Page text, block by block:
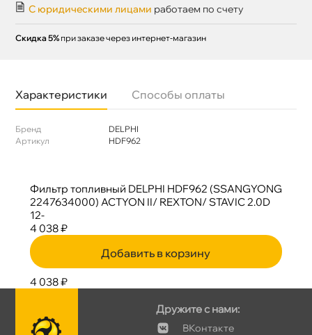
С юридическими лицами работаем по счету
Скидка 5% при заказе через интернет-магазин
Характеристики Способы оплаты
Бренд
DELPHI
Артикул
HDF962
Фильтр топливный DELPHI HDF962 (SSANGYONG
2247634000) ACTYON II/ REXTON/ STAVIC 2.0D
12-
4 038 ₽
Добавить в корзину
4 038 ₽
Дружите с нами:
Контакте